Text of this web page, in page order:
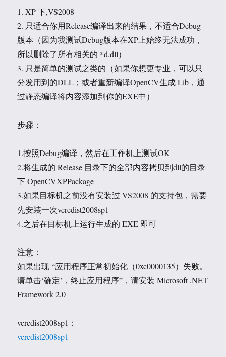
1. XP 下,VS2008
2. 只适合你用Release编译出来的结果，不适合Debug
版本（因为我测试Debug版本在XP上始终无法成功，
所以删除了所有相关的 *d.dll）
3. 只是简单的测试之类的（如果你想更专业，可以只
分发用到的DLL；或者重新编译OpenCV生成 Lib，通
过静态编译将内容添加到你的EXE中）
步骤：
1.按照Debug编译，然后在工作机上测试OK
2.将生成的 Release 目录下的全部内容拷贝到dll的目录
下 OpenCVXPPackage
3.如果目标机之前没有安装过 VS2008 的支持包，需要
先安装一次vcredist2008sp1
4.之后在目标机上运行生成的 EXE 即可
注意：
如果出现 “应用程序正常初始化（0xc0000135）失败。
请单击‘确定’，终止应用程序”，请安装 Microsoft .NET
Framework 2.0
vcredist2008sp1：
vcredist2008sp1